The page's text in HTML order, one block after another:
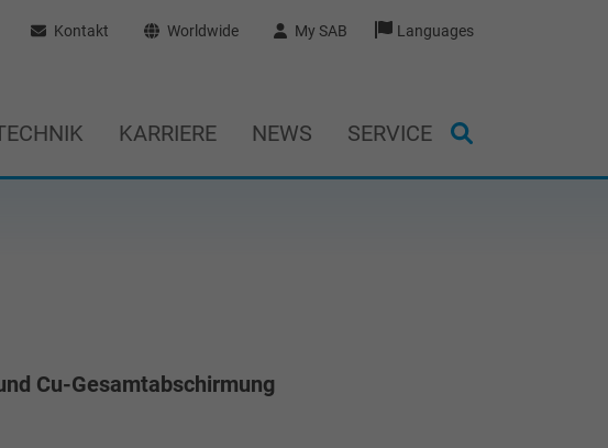
Kontakt Worldwide My SAB Languages
KARRIERE NEWS SERVICE
Cu-Gesamtabschirmung